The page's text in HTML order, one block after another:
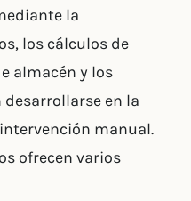
la
los cálculos de
almacén y los
desarrollarse en la
manual.
ofrecen varios